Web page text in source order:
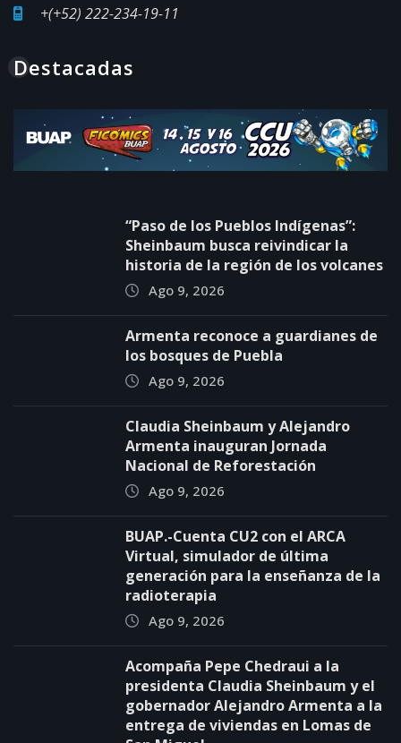
+(+52) 222-234-19-11
Destacadas
“Paso de los Pueblos Indígenas”:
Sheinbaum busca reivindicar la
historia de la región de los volcanes
Ago 9, 2026
Armenta reconoce a guardianes de
los bosques de Puebla
Ago 9, 2026
Claudia Sheinbaum y Alejandro
Armenta inauguran Jornada
Nacional de Reforestación
Ago 9, 2026
BUAP.-Cuenta CU2 con el ARCA
Virtual, simulador de última
generación para la enseñanza de la
radioterapia
Ago 9, 2026
Acompaña Pepe Chedraui a la
presidenta Claudia Sheinbaum y el
gobernador Alejandro Armenta a la
entrega de viviendas en Lomas de